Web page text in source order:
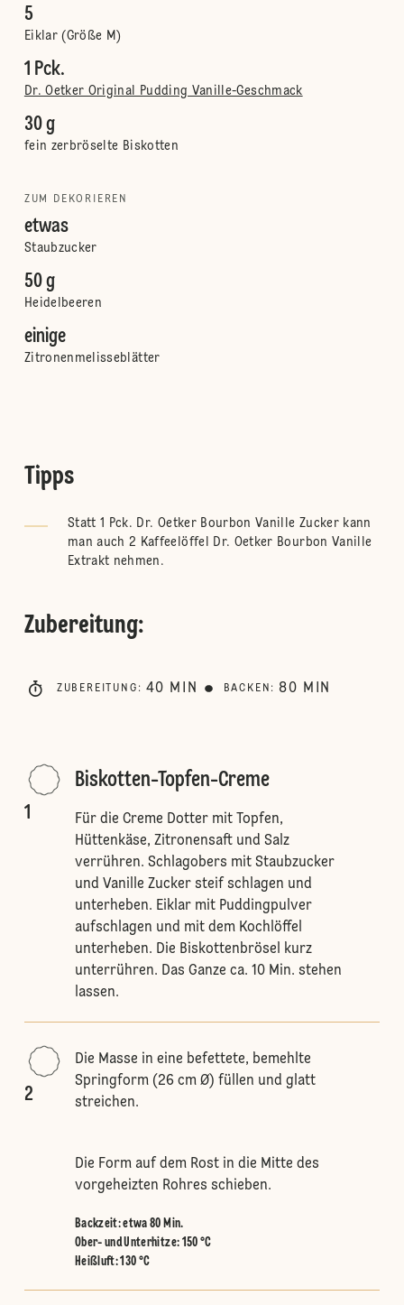
5
Eiklar (Größe M)
1 Pck.
Dr. Oetker Original Pudding Vanille-Geschmack
30 g
fein zerbröselte Biskotten
ZUM DEKORIEREN
etwas
Staubzucker
50 g
Heidelbeeren
einige
Zitronenmelisseblätter
Tipps
Statt 1 Pck. Dr. Oetker Bourbon Vanille Zucker kann
man auch 2 Kaffeelöffel Dr. Oetker Bourbon Vanille
Extrakt nehmen.
Zubereitung:
ZUBEREITUNG : 40 MIN BACKEN : 80 MIN
1
Biskotten-Topfen-Creme
Für die Creme Dotter mit Topfen,
Hüttenkäse, Zitronensaft und Salz
verrühren. Schlagobers mit Staubzucker
und Vanille Zucker steif schlagen und
unterheben. Eiklar mit Puddingpulver
aufschlagen und mit dem Kochlöffel
unterheben. Die Biskottenbrösel kurz
unterrühren. Das Ganze ca. 10 Min. stehen
lassen.
2
Die Masse in eine befettete, bemehlte
Springform (26 cm Ø) füllen und glatt
streichen.
Die Form auf dem Rost in die Mitte des
vorgeheizten Rohres schieben.
Backzeit: etwa 80 Min.
Ober- und Unterhitze: 150 °C
Heißluft:130 °C